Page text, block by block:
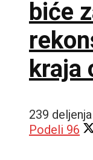
biće
kraja
239 deljenja
Podeli 96